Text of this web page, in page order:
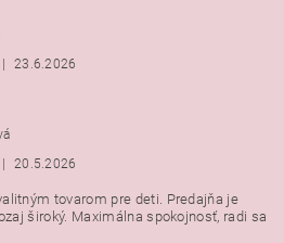
|
23.6.2026
|
20.5.2026
tovarom pre deti. Predajňa je
široký. Maximálna spokojnosť, radi sa